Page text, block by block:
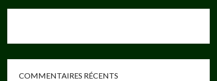
COMMENTAIRES RÉCENTS